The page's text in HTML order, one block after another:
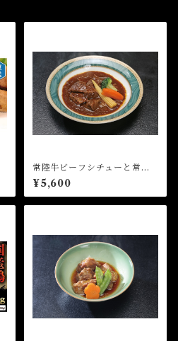
常陸牛ビーフシチューと常陸
牛100% 煮込み手ごねハンバ
ーグ 各3パック（計6パック）
¥5,600